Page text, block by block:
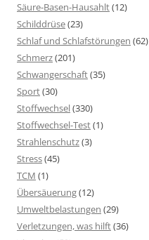
Säure-Basen-Hausahlt(12)
Schilddrüse(23)
Schlaf und Schlafstörungen (62)
Schmerz(201)
Schwangerschaft(35)
Sport(30)
Stoffwechsel(330)
Stoffwechsel-Test(1)
Strahlenschutz(3)
Stress(45)
TCM (1)
Übersäuerung(12)
Umweltbelastungen (29)
Verletzungen, was hilft(36)